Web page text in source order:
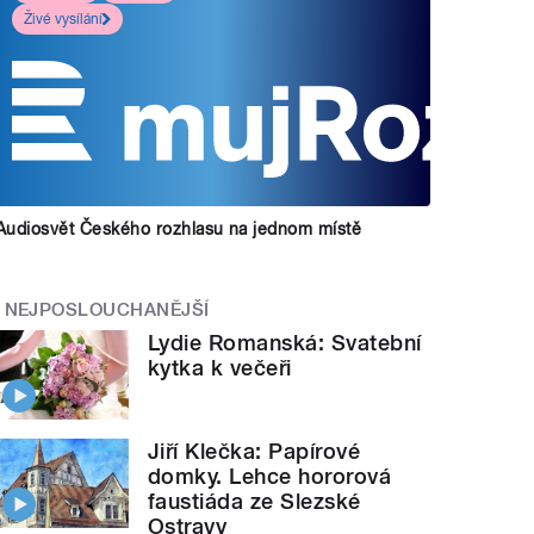
Živé vysílání
Českého rozhlasu na jednom místě
NEJPOSLOUCHANĚJŠÍ
Lydie Romanská: Svatební
kytka k večeři
Jiří Klečka: Papírové
domky. Lehce hororová
faustiáda ze Slezské
Ostravy